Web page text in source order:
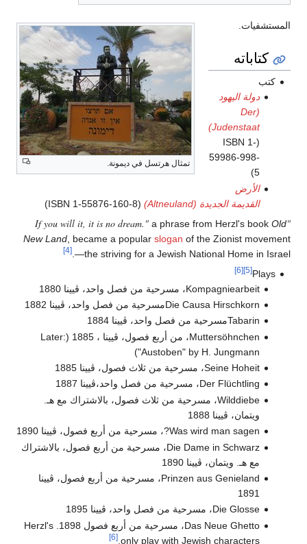
تمثال هرتسل في ديمونة.
المستشفيات.
كتاباته
كتب
دولة اليهود
(Der
Judenstaat)
(ISBN 1-
59986-998-
5)
الأرض
القديمة الجديدة (Altneuland)
(ISBN 1-55876-160-8)
"If you will it, it is no dream."
a phrase from Herzl's book Old
New Land , became a popular slogan of the Zionist movement
—the striving for a Jewish National Home in Israel.
[4]
Plays
[5]
[6]
Kompagniearbeit، مسرحية من فصل واحد، ڤيينا 1880
Die Causa Hirschkornمسرحية من فصل واحد، ڤيينا 1882
Tabarinمسرحية من فصل واحد، ڤيينا 1884
Muttersöhnchen، من أربع فصول، ڤيينا ، 1885 (Later:
"Austoben" by H. Jungmann)
Seine Hoheit، مسرحية من ثلاث فصول، ڤيينا 1885
Der Flüchtling، مسرحية من فصل واحد،ڤيينا 1887
Wilddiebe، مسرحية من ثلاث فصول، بالاشتراك مع هـ.
ويتمان، ڤيينا 1888
Was wird man sagen?، مسرحية من أربع فصول، ڤيينا 1890
Die Dame in Schwarz، مسرحية من أربع فصول، بالاشتراك
مع هـ. ويتمان، ڤيينا 1890
Prinzen aus Genieland، مسرحية من أربع فصول، ڤيينا
1891
Die Glosse، مسرحية من فصل واحد، ڤيينا 1895
Das Neue Ghetto، مسرحية من أربع فصول 1898. Herzl's
only play with Jewish characters.
[6]